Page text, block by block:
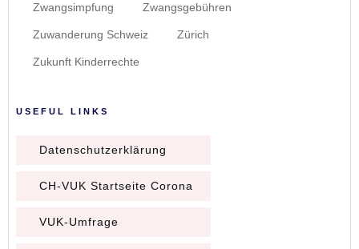
Zwangsimpfung Zwangsgebühren
Zuwanderung Schweiz Zürich
Zukunft Kinderrechte
USEFUL LINKS
Datenschutzerklärung
CH-VUK Startseite Corona
VUK-Umfrage